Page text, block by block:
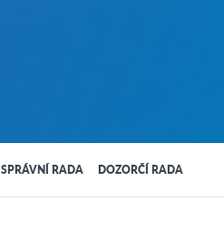
SPRÁVNÍ RADA DOZORČÍ RADA